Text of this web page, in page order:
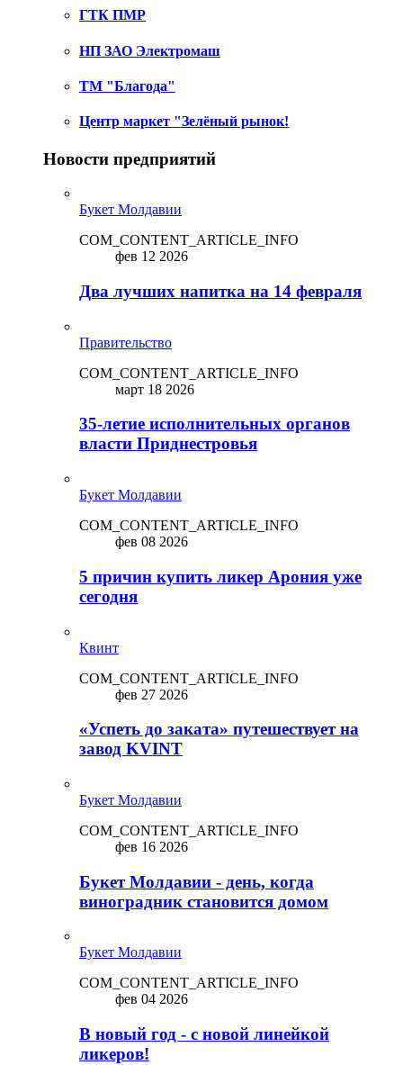
ГТК ПМР
НП ЗАО Электромаш
ТМ "Благода"
Центр маркет "Зелёный рынок!
Новости предприятий
Букет Молдавии
COM_CONTENT_ARTICLE_INFO
фев 12 2026
Два лучших напитка на 14 февраля
Правительство
COM_CONTENT_ARTICLE_INFO
март 18 2026
35-летие исполнительных органов
власти Приднестровья
Букет Молдавии
COM_CONTENT_ARTICLE_INFO
фев 08 2026
5 причин купить ликep Арония уже
сегодня
Квинт
COM_CONTENT_ARTICLE_INFO
фев 27 2026
«Успеть до заката» путешествует на
завод KVINT
Букет Молдавии
COM_CONTENT_ARTICLE_INFO
фев 16 2026
Букет Молдавии - день, когда
виноградник становится домом
Букет Молдавии
COM_CONTENT_ARTICLE_INFO
фев 04 2026
В новый год - с новой линейкой
ликepoв!